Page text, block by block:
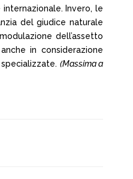
Invero, le
del giudice naturale
dell’assetto
in considerazione
(Massima a